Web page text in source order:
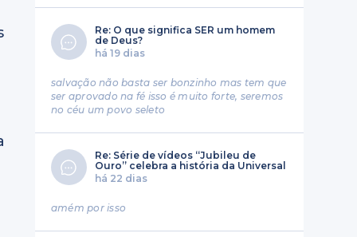
Re: O que significa SER um homem
de Deus?
há 19 dias
salvação não basta ser bonzinho mas tem que
ser aprovado na fé isso é muito forte, seremos
no céu um povo seleto
Re: Série de vídeos “Jubileu de
Ouro” celebra a história da Universal
há 22 dias
amém por isso